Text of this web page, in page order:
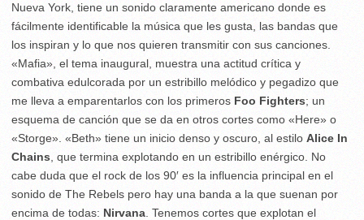
Nueva York, tiene un sonido claramente americano donde es
fácilmente identificable la música que les gusta, las bandas que
los inspiran y lo que nos quieren transmitir con sus canciones.
«Mafia», el tema inaugural, muestra una actitud crítica y
combativa edulcorada por un estribillo melódico y pegadizo que
me lleva a emparentarlos con los primeros Foo Fighters; un
esquema de canción que se da en otros cortes como «Here» o
«Storge». «Beth» tiene un inicio denso y oscuro, al estilo Alice In
Chains , que termina explotando en un estribillo enérgico. No
cabe duda que el rock de los 90′ es la influencia principal en el
sonido de The Rebels pero hay una banda a la que suenan por
encima de todas: Nirvana . Tenemos cortes que explotan el